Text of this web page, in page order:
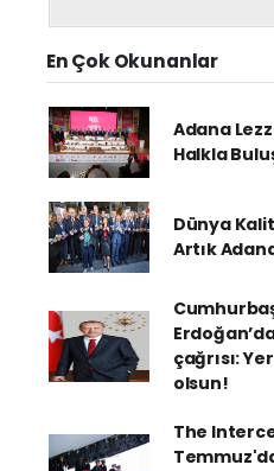
En Çok Okunanlar
Adana
Halkla
Dünya
Artık
çağrısı:
olsun!
The